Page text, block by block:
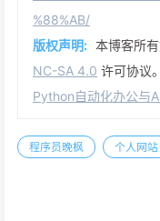
%88%AB/
版权声明: 本博客所
NC-SA 4.0 许可协议
Python自动化办公与
程序员晚枫 个人网站